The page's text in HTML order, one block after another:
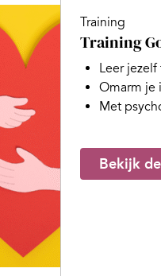
Training
Training
Leer
Omarm je
Met
Bekijk